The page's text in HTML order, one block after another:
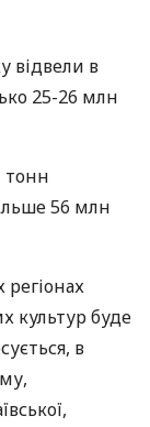
відвели в
25-26 млн
тонн
56 млн
культур буде
в